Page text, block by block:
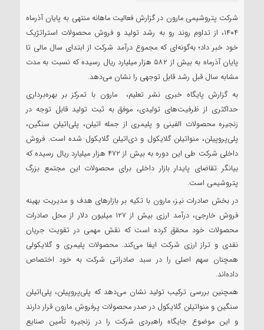
شرکت پتروشیمی مارون در گزارش فعالیت ماهانه منتهی به پایان آذرماه
۱۴۰۴، از تداوم روند رو به رشد تولید و فروش محصولات استراتژیک
خود خبر داد؛ به‌گونه‌ای که مجموع درآمد شرکت از ابتدای سال مالی تا
پایان آذرماه به بیش از ۵۸۲ هزار میلیارد ریال رسیده که نسبت به مدت
مشابه سال قبل رشد قابل توجهی را نشان می‌دهد.
به گزارش پایگاه خبری نشر تعلیم، مارون با تمرکز بر بهره‌برداری
حداکثری از ظرفیت‌های تولیدی، موفق به ثبت تولید قابل توجه در
زنجیره محصولات الفینی و پلیمری از جمله اتیلن، پلی‌اتیلن سنگین،
پلی‌پروپیلن، منواتیلن گلایکول و دی‌اتیلن گلایکول شده است. فروش
داخلی شرکت طی این دوره به بیش از ۴۷۲ هزار میلیارد ریال رسیده که
بیانگر تقاضای پایدار بازار داخلی برای محصولات این مجتمع بزرگ
پتروشیمی است.
در بخش صادرات نیز، مارون با تکیه بر بازارهای هدف و مدیریت بهینه
فروش خارجی، درآمد ارزی بیش از ۱۲۷ میلیون دلار از محل صادرات
محصولات خود محقق کرده است که نقش مهمی در تقویت جریان
نقدی و تراز ارزی شرکت ایفا می‌کند. محصولات پلیمری و گلایکولی
همچنان سهم اصلی را در سبد صادراتی شرکت به خود اختصاص
داده‌اند.
همچنین بررسی ترکیب تولید نشان می‌دهد که پلی‌پروپیلن، پلی‌اتیلن
سنگین و منواتیلن گلایکول در صدر محصولات پرفروش مارون قرار دارند
و این موضوع جایگاه راهبردی شرکت را در زنجیره تأمین صنایع